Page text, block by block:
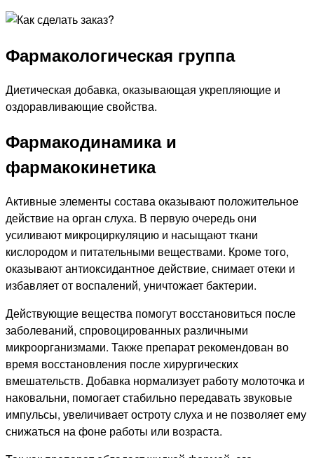
Фармакологическая группа
Диетическая добавка, оказывающая укрепляющие и
оздоравливающие свойства.
Фармакодинамика и
фармакокинетика
Активные элементы состава оказывают положительное
действие на орган слуха. В первую очередь они
усиливают микроциркуляцию и насыщают ткани
кислородом и питательными веществами. Кроме того,
оказывают антиоксидантное действие, снимает отеки и
избавляет от воспалений, уничтожает бактерии.
Действующие вещества помогут восстановиться после
заболеваний, спровоцированных различными
микроорганизмами. Также препарат рекомендован во
время восстановления после хирургических
вмешательств. Добавка нормализует работу молоточка и
наковальни, помогает стабильно передавать звуковые
импульсы, увеличивает остроту слуха и не позволяет ему
снижаться на фоне работы или возраста.